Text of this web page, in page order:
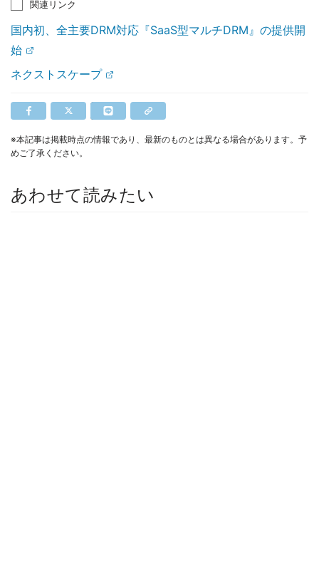
関連リンク
国内初、全主要DRM対応『SaaS型マルチDRM』の提供開
始
ネクストスケープ
※本記事は掲載時点の情報であり、最新のものとは異なる場合があります。予
めご了承ください。
あわせて読みたい